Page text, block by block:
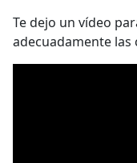
Te dejo un vídeo
adecuadamente las